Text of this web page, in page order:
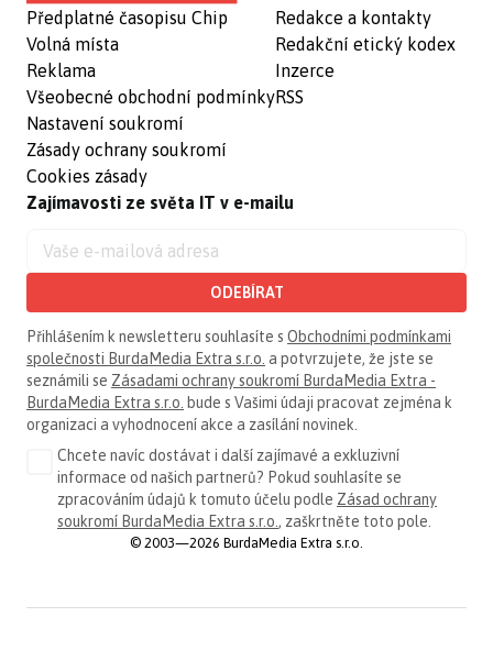
Předplatné časopisu Chip
Volná místa
Reklama
Všeobecné obchodní podmínky
Nastavení soukromí
Zásady ochrany soukromí
Cookies zásady
Redakce a kontakty
Redakční etický kodex
Inzerce
RSS
Zajímavosti ze světa IT v e-mailu
ODEBÍRAT
Přihlášením k newsletteru souhlasíte s Obchodními podmínkami
společnosti BurdaMedia Extra s.r.o. a potvrzujete, že jste se
seznámili se Zásadami ochrany soukromí BurdaMedia Extra -
BurdaMedia Extra s.r.o. bude s Vašimi údaji pracovat zejména k
organizaci a vyhodnocení akce a zasílání novinek.
Chcete navíc dostávat i další zajímavé a exkluzivní
informace od našich partnerů? Pokud souhlasíte se
zpracováním údajů k tomuto účelu podle Zásad ochrany
soukromí BurdaMedia Extra s.r.o., zaškrtněte toto pole.
© 2003—2026 BurdaMedia Extra s.r.o.